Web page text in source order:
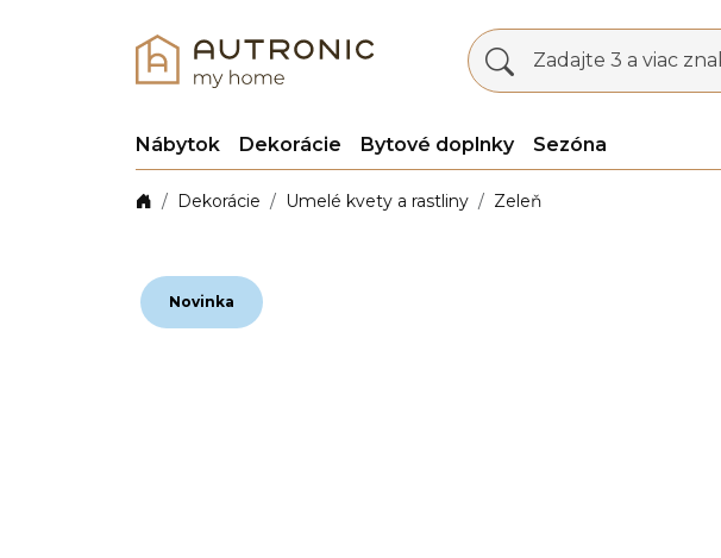
Zadajte 3 a viac
Nábytok Dekorácie Bytové doplnky Sezóna
Dekorácie Umelé kvety a rastliny Zeleň
Novinka